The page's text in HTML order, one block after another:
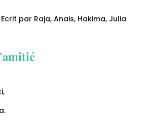
Ecrit par Raja, Anais, Hakima, Julia